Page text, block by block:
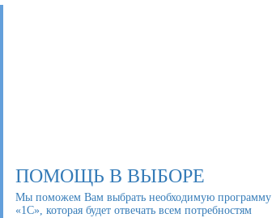
ПОМОЩЬ В ВЫБОРЕ
Мы поможем Вам выбрать необходимую программу
«1С», которая будет отвечать всем потребностям